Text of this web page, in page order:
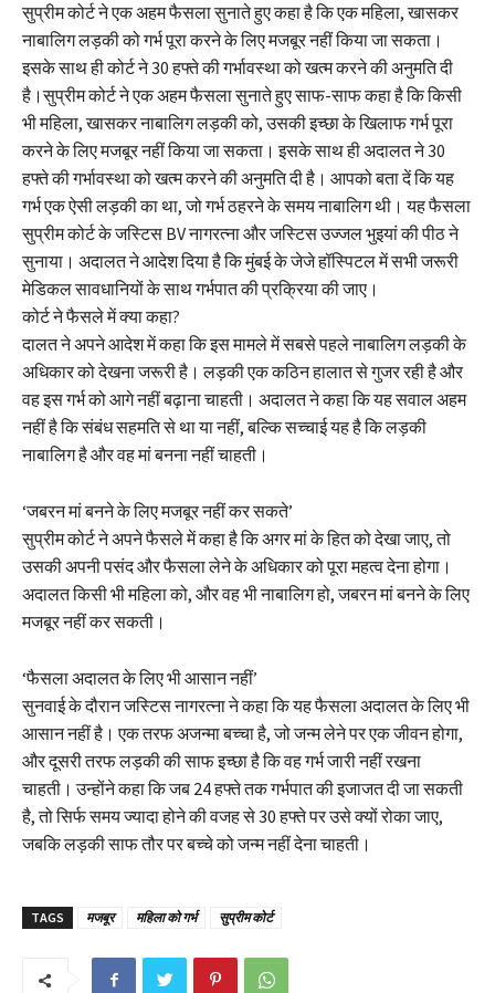
सुप्रीम कोर्ट ने एक अहम फैसला सुनाते हुए कहा है कि एक महिला, खासकर
नाबालिग लड़की को गर्भ पूरा करने के लिए मजबूर नहीं किया जा सकता।
इसके साथ ही कोर्ट ने 30 हफ्ते की गर्भावस्था को खत्म करने की अनुमति दी
है।सुप्रीम कोर्ट ने एक अहम फैसला सुनाते हुए साफ-साफ कहा है कि किसी
भी महिला, खासकर नाबालिग लड़की को, उसकी इच्छा के खिलाफ गर्भ पूरा
करने के लिए मजबूर नहीं किया जा सकता। इसके साथ ही अदालत ने 30
हफ्ते की गर्भावस्था को खत्म करने की अनुमति दी है। आपको बता दें कि यह
गर्भ एक ऐसी लड़की का था, जो गर्भ ठहरने के समय नाबालिग थी। यह फैसला
सुप्रीम कोर्ट के जस्टिस BV नागरत्ना और जस्टिस उज्जल भुइयां की पीठ ने
सुनाया। अदालत ने आदेश दिया है कि मुंबई के जेजे हॉस्पिटल में सभी जरूरी
मेडिकल सावधानियों के साथ गर्भपात की प्रक्रिया की जाए।
कोर्ट ने फैसले में क्या कहा?
दालत ने अपने आदेश में कहा कि इस मामले में सबसे पहले नाबालिग लड़की के
अधिकार को देखना जरूरी है। लड़की एक कठिन हालात से गुजर रही है और
वह इस गर्भ को आगे नहीं बढ़ाना चाहती। अदालत ने कहा कि यह सवाल अहम
नहीं है कि संबंध सहमति से था या नहीं, बल्कि सच्चाई यह है कि लड़की
नाबालिग है और वह मां बनना नहीं चाहती।
‘जबरन मां बनने के लिए मजबूर नहीं कर सकते’
सुप्रीम कोर्ट ने अपने फैसले में कहा है कि अगर मां के हित को देखा जाए, तो
उसकी अपनी पसंद और फैसला लेने के अधिकार को पूरा महत्व देना होगा।
अदालत किसी भी महिला को, और वह भी नाबालिग हो, जबरन मां बनने के लिए
मजबूर नहीं कर सकती।
‘फैसला अदालत के लिए भी आसान नहीं’
सुनवाई के दौरान जस्टिस नागरत्ना ने कहा कि यह फैसला अदालत के लिए भी
आसान नहीं है। एक तरफ अजन्मा बच्चा है, जो जन्म लेने पर एक जीवन होगा,
और दूसरी तरफ लड़की की साफ इच्छा है कि वह गर्भ जारी नहीं रखना
चाहती। उन्होंने कहा कि जब 24 हफ्ते तक गर्भपात की इजाजत दी जा सकती
है, तो सिर्फ समय ज्यादा होने की वजह से 30 हफ्ते पर उसे क्यों रोका जाए,
जबकि लड़की साफ तौर पर बच्चे को जन्म नहीं देना चाहती।
TAGS मजबूर महिला को गर्भ सुप्रीम कोर्ट